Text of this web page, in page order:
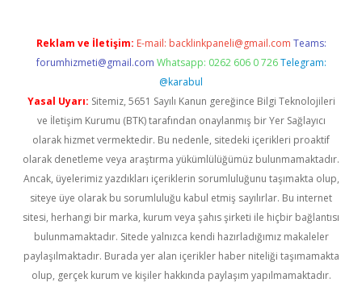
Reklam ve İletişim: E-mail: backlinkpaneli@gmail.com Teams:
forumhizmeti@gmail.com Whatsapp: 0262 606 0 726 Telegram:
@karabul
Yasal Uyarı: Sitemiz, 5651 Sayılı Kanun gereğince Bilgi Teknolojileri
ve İletişim Kurumu (BTK) tarafından onaylanmış bir Yer Sağlayıcı
olarak hizmet vermektedir. Bu nedenle, sitedeki içerikleri proaktif
olarak denetleme veya araştırma yükümlülüğümüz bulunmamaktadır.
Ancak, üyelerimiz yazdıkları içeriklerin sorumluluğunu taşımakta olup,
siteye üye olarak bu sorumluluğu kabul etmiş sayılırlar. Bu internet
sitesi, herhangi bir marka, kurum veya şahıs şirketi ile hiçbir bağlantısı
bulunmamaktadır. Sitede yalnızca kendi hazırladığımız makaleler
paylaşılmaktadır. Burada yer alan içerikler haber niteliği taşımamakta
olup, gerçek kurum ve kişiler hakkında paylaşım yapılmamaktadır.